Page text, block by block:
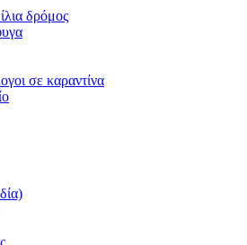
δρόμος
σε καραντίνα